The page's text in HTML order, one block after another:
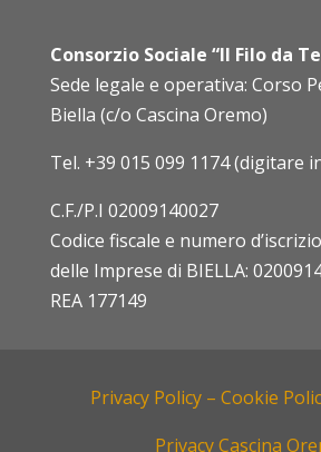
Consorzio Sociale “Il Filo da
Sede legale e operativa: Corso
Biella (c/o Cascina Oremo)
Tel. +39 015 099 1174 (digitare
C.F./P.I 02009140027
Codice fiscale e numero
delle Imprese di BIELLA:
REA 177149
Privacy Policy – Cookie
Privacy Cascina